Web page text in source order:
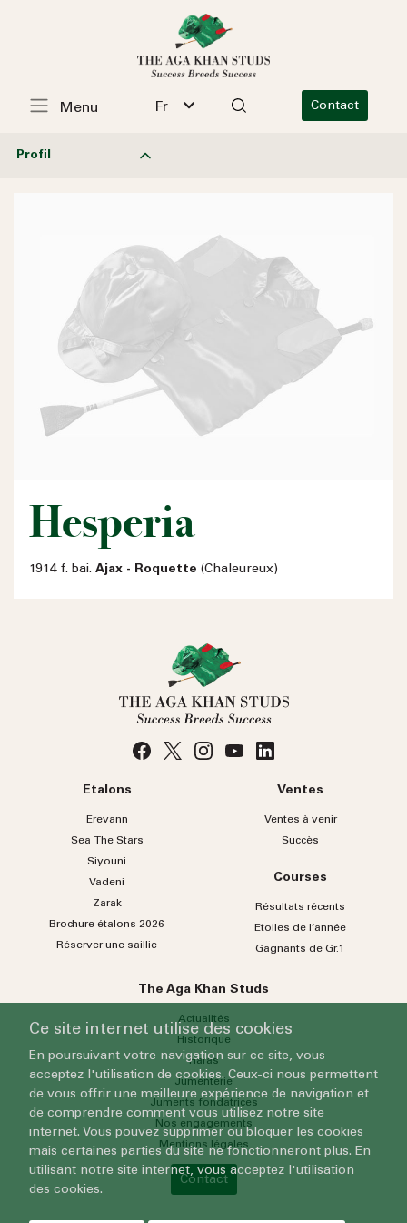
Fr Contact
Menu
Profil
Hesperia
1914 f. bai. Ajax - Roquette (Chaleureux)
Etalons
Erevann
Sea TheStars
Siyouni
Vadeni
Zarak
Brochure étalons 2026
Réserver une saillie
Ventes
Ventes à venir
Succès
Courses
Résultats récents
Etoiles de l’année
Gagnants de Gr.1
The Aga Khan Studs
Actualités
Historique
Haras
Jumenterie
Juments fondatrices
Nos engagements
Mentions légales
Contact
Ce site internet utilise des cookies
En poursuivant votre navigation sur ce site, vous
acceptez l'utilisation de cookies. Ceux-ci nous permettent
de vous offrir une meilleure expérience de navigation et
de comprendre comment vous utilisez notre site
internet. Vous pouvez supprimer ou bloquer les cookies
mais certaines parties du site ne fonctionneront plus. En
utilisant notre site internet, vous acceptez l'utilisation
des cookies.